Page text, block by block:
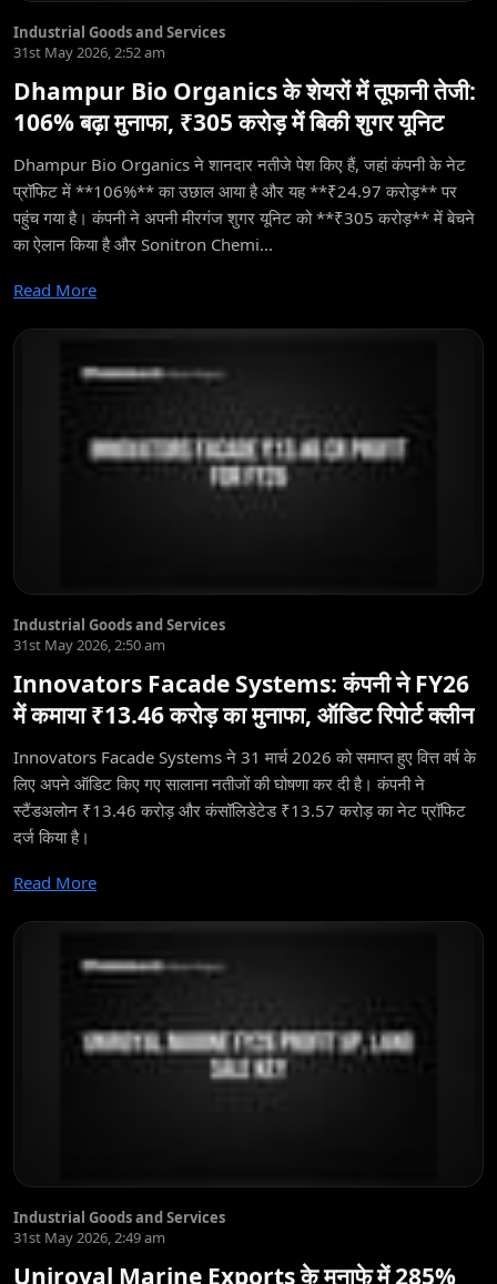
Industrial Goods and Services
31st May 2026, 2:52 am
Dhampur Bio Organics के शेयरों में तूफानी तेजी:
106% बढ़ा मुनाफा, ₹305 करोड़ में बिकी शुगर यूनिट
Dhampur Bio Organics ने शानदार नतीजे पेश किए हैं, जहां कंपनी के नेट
प्रॉफिट में **106%** का उछाल आया है और यह **₹24.97 करोड़** पर
पहुंच गया है। कंपनी ने अपनी मीरगंज शुगर यूनिट को **₹305 करोड़** में बेचने
का ऐलान किया है और Sonitron Chemi...
Read More
Industrial Goods and Services
31st May 2026, 2:50 am
Innovators Facade Systems: कंपनी ने FY26
में कमाया ₹13.46 करोड़ का मुनाफा, ऑडिट रिपोर्ट क्लीन
Innovators Facade Systems ने 31 मार्च 2026 को समाप्त हुए वित्त वर्ष के
लिए अपने ऑडिट किए गए सालाना नतीजों की घोषणा कर दी है। कंपनी ने
स्टैंडअलोन ₹13.46 करोड़ और कंसॉलिडेटेड ₹13.57 करोड़ का नेट प्रॉफिट
दर्ज किया है।
Read More
Industrial Goods and Services
31st May 2026, 2:49 am
Uniroyal Marine Exports के मुनाफे में 285%